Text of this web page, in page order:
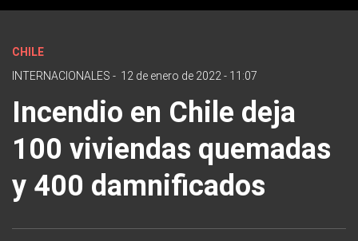
CHILE
INTERNACIONALES - 12 de enero de 2022 - 11:07
Incendio en Chile deja
100 viviendas quemadas
y 400 damnificados